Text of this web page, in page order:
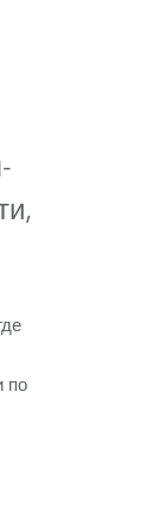
and Slovak
по